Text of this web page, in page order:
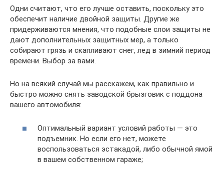
Одни считают, что его лучше оставить, поскольку это
обеспечит наличие двойной защиты. Другие же
придерживаются мнения, что подобные слои защиты не
дают дополнительных защитных мер, а только
собирают грязь и скапливают снег, лед в зимний период
времени. Выбор за вами.
Но на всякий случай мы расскажем, как правильно и
быстро можно снять заводской брызговик с поддона
вашего автомобиля:
Оптимальный вариант условий работы — это
подъемник. Но если его нет, можете
воспользоваться эстакадой, либо обычной ямой
в вашем собственном гараже;